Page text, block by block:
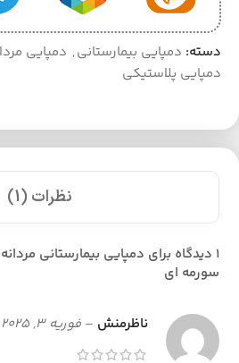
دسته: دمپایی بیمارستانی, دمپایی
دمپایی پلاستیکی
نظرات (1)
1 دیدگاه برای
سورمه ای
ناظرمنش – فوریه 3, 2025